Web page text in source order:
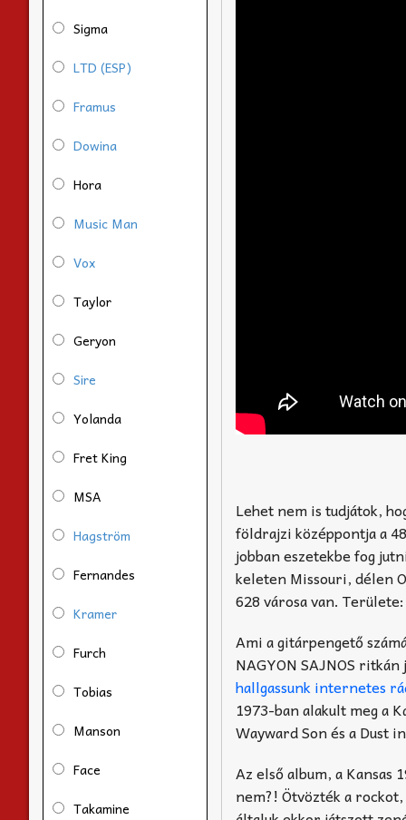
Lehet nem is tudjátok,
földrajzi középpontja a
jobban eszetekbe fog
keleten Missouri, délen
628 városa van.
Ami a gitárpengető
NAGYON SAJNOS
hallgassunk internetes
1973-ban alakult meg a
Wayward Son és a Dust
Az első album, a Kansas
nem?! Ötvözték a
Sigma
LTD (ESP)
Framus
Dowina
Hora
Music Man
Vox
Taylor
Geryon
Sire
Yolanda
Fret King
MSA
Hagström
Fernandes
Kramer
Furch
Tobias
Manson
Face
Takamine